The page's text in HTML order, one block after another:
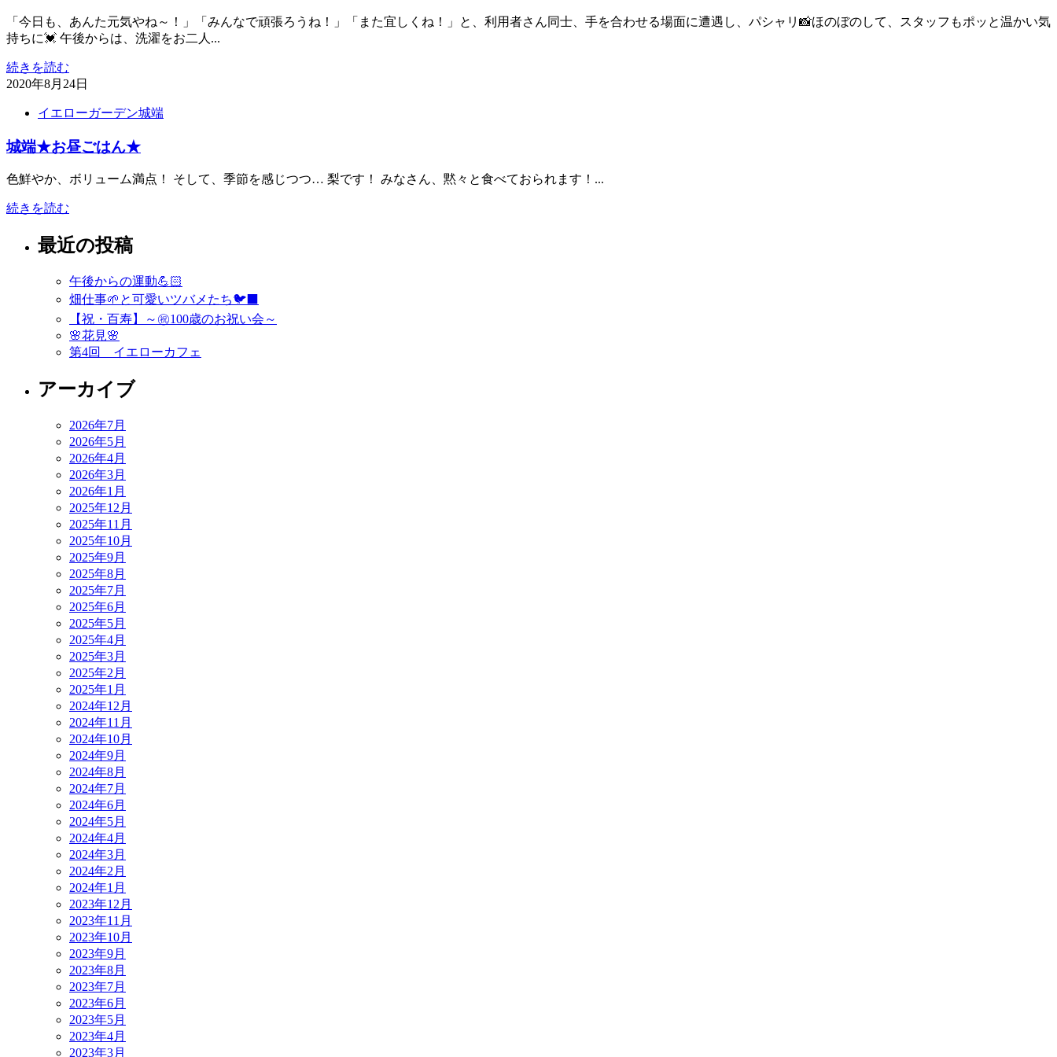
「今日も、あんた元気やね～！」「みんなで頑張ろうね！」「また宜しくね！」と、利用者さん同士、手を合わせる場面に遭遇し、パシャリ📸ほのぼのして、スタッフもポッと温かい気
持ちに💓 午後からは、洗濯をお二人...
続きを読む
2020年8月24日
イエローガーデン城端
城端★お昼ごはん★
色鮮やか、ボリューム満点！ そして、季節を感じつつ… 梨です！ みなさん、黙々と食べておられます！...
続きを読む
最近の投稿
午後からの運動💪🏻
畑仕事🌱と可愛いツバメたち🐦‍⬛
【祝・百寿】～㊗️100歳のお祝い会～
🌸花見🌸
第4回 イエローカフェ
アーカイブ
2026年7月
2026年5月
2026年4月
2026年3月
2026年1月
2025年12月
2025年11月
2025年10月
2025年9月
2025年8月
2025年7月
2025年6月
2025年5月
2025年4月
2025年3月
2025年2月
2025年1月
2024年12月
2024年11月
2024年10月
2024年9月
2024年8月
2024年7月
2024年6月
2024年5月
2024年4月
2024年3月
2024年2月
2024年1月
2023年12月
2023年11月
2023年10月
2023年9月
2023年8月
2023年7月
2023年6月
2023年5月
2023年4月
2023年3月